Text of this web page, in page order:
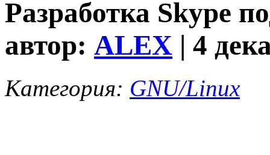
Разработка Skype
автор: ALEX | 4
Категория: GNU/Linux